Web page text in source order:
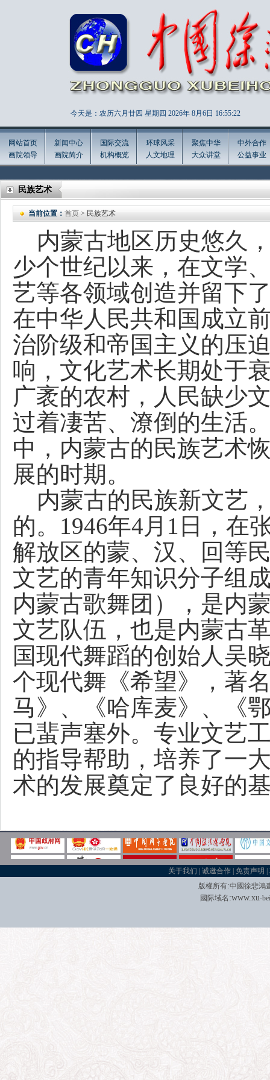
今天是：农历六月廿四 星期四 2026年 8月6日 16:55:23
网站首页
画院领导
新闻中心
画院简介
国际交流
机构概览
环球风采
人文地理
聚焦中华
大众讲堂
中外合作
公益事业
民族艺术
当前位置： 首页 > 民族艺术
内蒙古地区历史悠久
少个世纪以来，在文学
艺等各领域创造并留下
在中华人民共和国成立
治阶级和帝国主义的压
响，文化艺术长期处于
广袤的农村，人民缺少
过着凄苦、潦倒的生活
中，内蒙古的民族艺术
展的时期。
内蒙古的民族新文艺
的。1946年4月1日，在
解放区的蒙、汉、回等
文艺的青年知识分子组
内蒙古歌舞团），是内
文艺队伍，也是内蒙古
国现代舞蹈的创始人吴
个现代舞《希望》，著
马》、《哈库麦》、《
已蜚声塞外。专业文艺
的指导帮助，培养了一
术的发展奠定了良好的
关于我们 |诚邀合作 |免责声明 |
版權所有:中國徐悲鴻
國际域名 :www.xu-